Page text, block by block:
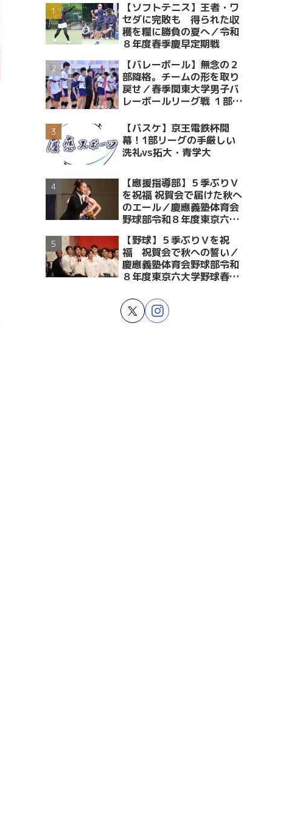
【ソフトテニス】王者・ワ
セダに完敗も 得られた収
穫を糧に勝負の夏へ／令和
８年度春季慶早定期戦
【バレーボール】無念の２
部降格。チームの形を取り
戻せ／春季関東大学男子バ
レーボールリーグ戦 １部・
【バスケ】京王電鉄杯開
幕！1部リーグの手厳しい
洗礼vs拓大・青学大
【應援指導部】５季ぶりＶ
を祝福 祝賀会で届けた秋へ
のエール／慶應義塾体育会
野球部令和８年度東京六大
賀会～後編～
【野球】５季ぶりＶを祝
福 祝賀会で秋への誓い／
慶應義塾体育会野球部令和
８年度東京六大学野球春季
～